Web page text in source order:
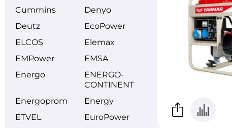
Cummins
Denyo
Deutz
EcoPower
ELCOS
Elemax
EMPower
EMSA
Energo
ENERGO­
CONTINENT
Energoprom
Energy
ETVEL
EuroPower